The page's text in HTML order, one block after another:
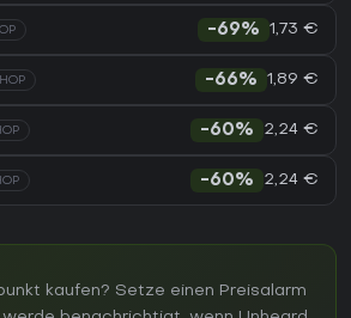
-69% 1,73 €
-66% 1,89 €
-60% 2,24 €
-60% 2,24 €
kaufen? Setze einen Preisalarm